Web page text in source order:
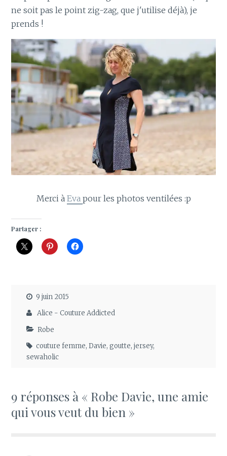
ne soit pas le point zig-zag, que j'utilise déjà), je
prends !
Merci à Eva pour les photos ventilées :p
Partager :
9 juin 2015
Alice - Couture Addicted
Robe
couture femme,Davie,goutte,jersey,
sewaholic
9 réponses à « Robe Davie, une amie
qui vous veut du bien »